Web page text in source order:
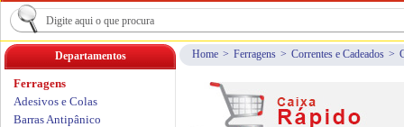
Home > Ferragens > Correntes e Cadeados >
Departamentos
Ferragens
Adesivos e Colas
Barras Antipânico